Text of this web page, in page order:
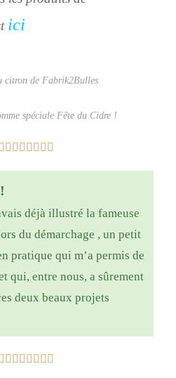
ici
citron de Fabrik2Bulles
spéciale Fête du Cidre !
déjà illustré la fameuse
du démarchage , un petit
pratique qui m’a permis de
qui, entre nous, a sûrement
deux beaux projets